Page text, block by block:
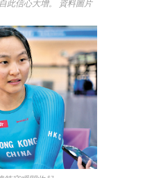
此信心大增。 資料圖片